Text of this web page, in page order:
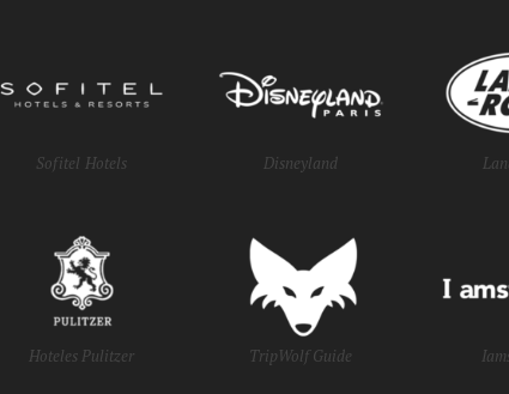
Sofitel Hotels Disneyland
Hoteles Pulitzer TripWolf Guide